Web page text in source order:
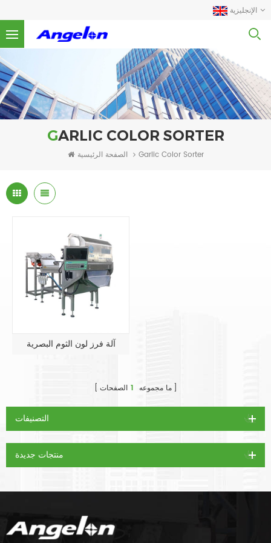
الإنجليزية
GARLIC COLOR SORTER
الصفحة الرئيسية Garlic Color Sorter
آلة فرز لون الثوم البصرية
ما مجموعه 1 الصفحات
التصنيفات
منتجات جديدة